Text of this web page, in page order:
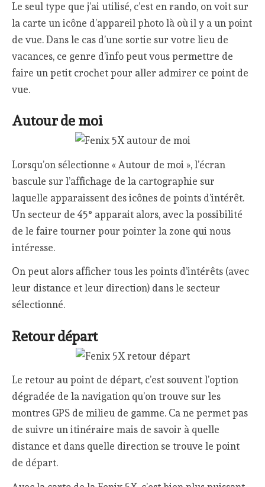
Le seul type que j’ai utilisé, c’est en rando, on voit sur
la carte un icône d’appareil photo là où il y a un point
de vue. Dans le cas d’une sortie sur votre lieu de
vacances, ce genre d’info peut vous permettre de
faire un petit crochet pour aller admirer ce point de
vue.
Autour de moi
Lorsqu’on sélectionne « Autour de moi », l’écran
bascule sur l’affichage de la cartographie sur
laquelle apparaissent des icônes de points d’intérêt.
Un secteur de 45° apparait alors, avec la possibilité
de le faire tourner pour pointer la zone qui nous
intéresse.
On peut alors afficher tous les points d’intérêts (avec
leur distance et leur direction) dans le secteur
sélectionné.
Retour départ
Le retour au point de départ, c’est souvent l’option
dégradée de la navigation qu’on trouve sur les
montres GPS de milieu de gamme. Ca ne permet pas
de suivre un itinéraire mais de savoir à quelle
distance et dans quelle direction se trouve le point
de départ.